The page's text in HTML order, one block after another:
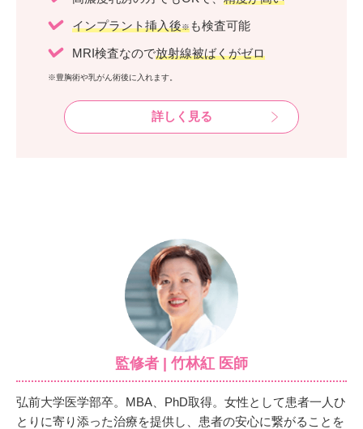
インプラント挿入後※ も検査可能
MRI検査なので放射線被ばくがゼロ
※豊胸術や乳がん術後に入れます。
詳しく見る
監修者 | 竹林紅 医師
弘前大学医学部卒。MBA、PhD取得。女性として患者一人ひ
とりに寄り添った治療を提供し、患者の安心に繋がることを